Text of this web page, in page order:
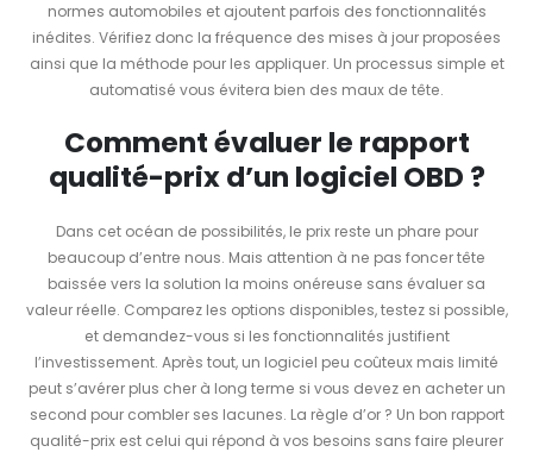
normes automobiles et ajoutent parfois des fonctionnalités
inédites. Vérifiez donc la fréquence des mises à jour proposées
ainsi que la méthode pour les appliquer. Un processus simple et
automatisé vous évitera bien des maux de tête.
Comment évaluer le rapport
qualité-prix d’un logiciel OBD ?
Dans cet océan de possibilités, le prix reste un phare pour
beaucoup d’entre nous. Mais attention à ne pas foncer tête
baissée vers la solution la moins onéreuse sans évaluer sa
valeur réelle. Comparez les options disponibles, testez si possible,
et demandez-vous si les fonctionnalités justifient
l’investissement. Après tout, un logiciel peu coûteux mais limité
peut s’avérer plus cher à long terme si vous devez en acheter un
second pour combler ses lacunes. La règle d’or ? Un bon rapport
qualité-prix est celui qui répond à vos besoins sans faire pleurer